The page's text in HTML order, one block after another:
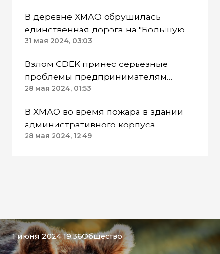
В деревне ХМАО обрушилась
единственная дорога на "Большую
землю"
31 мая 2024, 03:03
Взлом CDEK принес серьезные
проблемы предпринимателям
ХМАО
28 мая 2024, 01:53
В ХМАО во время пожара в здании
административного корпуса
погибли 3 человека
28 мая 2024, 12:49
1 июня 2024 19:36Общество